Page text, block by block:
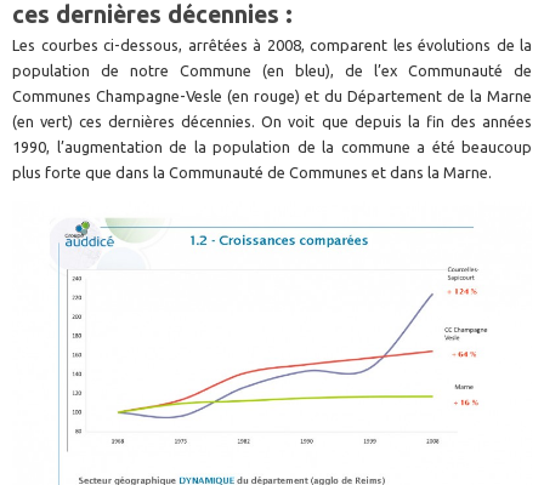
ces dernières décennies :
Les courbes ci-dessous, arrêtées à 2008, comparent les évolutions de la
population de notre Commune (en bleu), de l’ex Communauté de
Communes Champagne-Vesle (en rouge) et du Département de la Marne
(en vert) ces dernières décennies. On voit que depuis la fin des années
1990, l’augmentation de la population de la commune a été beaucoup
plus forte que dans la Communauté de Communes et dans la Marne.